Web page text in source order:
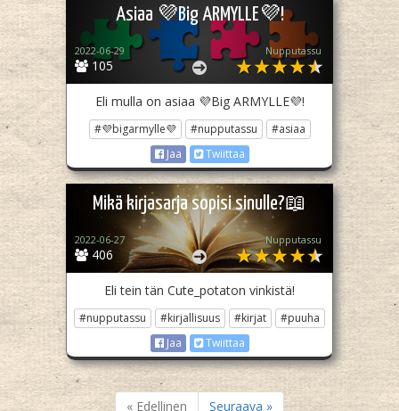
Asiaa 💜Big ARMYLLE💜!
105
2022-06-29 Nupputassu
Eli mulla on asiaa 💜Big ARMYLLE💜!
#💜bigarmylle💜 #nupputassu
#asiaa
Jaa
Twiittaa
Mikä kirjasarja sopisi sinulle?📖
406
2022-06-27 Nupputassu
Eli tein tän Cute_potaton vinkistä!
#nupputassu #kirjallisuus #kirjat
#puuha
Jaa
Twiittaa
« Edellinen Seuraava »